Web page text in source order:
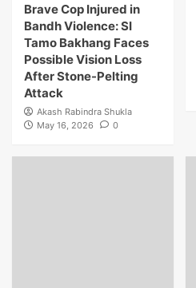
Brave Cop Injured in
Bandh Violence: SI
Tamo Bakhang Faces
Possible Vision Loss
After Stone-Pelting
Attack
Akash Rabindra Shukla
May 16, 2026
0